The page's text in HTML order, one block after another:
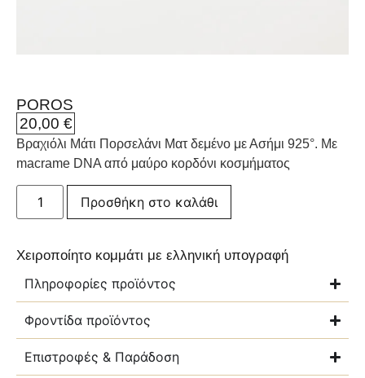
POROS
20,00 €
Βραχιόλι Μάτι Πορσελάνι Ματ δεμένο με Ασήμι 925°. Με
macrame DNA από μαύρο κορδόνι κοσμήματος
Προσθήκη στο καλάθι
Χειροποίητο κομμάτι με ελληνική υπογραφή
Πληροφορίες προϊόντος
Φροντίδα προϊόντος
Επιστροφές & Παράδοση